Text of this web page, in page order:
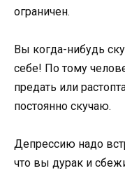
ограничен.
Вы когда-нибудь
себе! По тому
предать или
постоянно скучаю.
Депрессию надо
что вы дурак и